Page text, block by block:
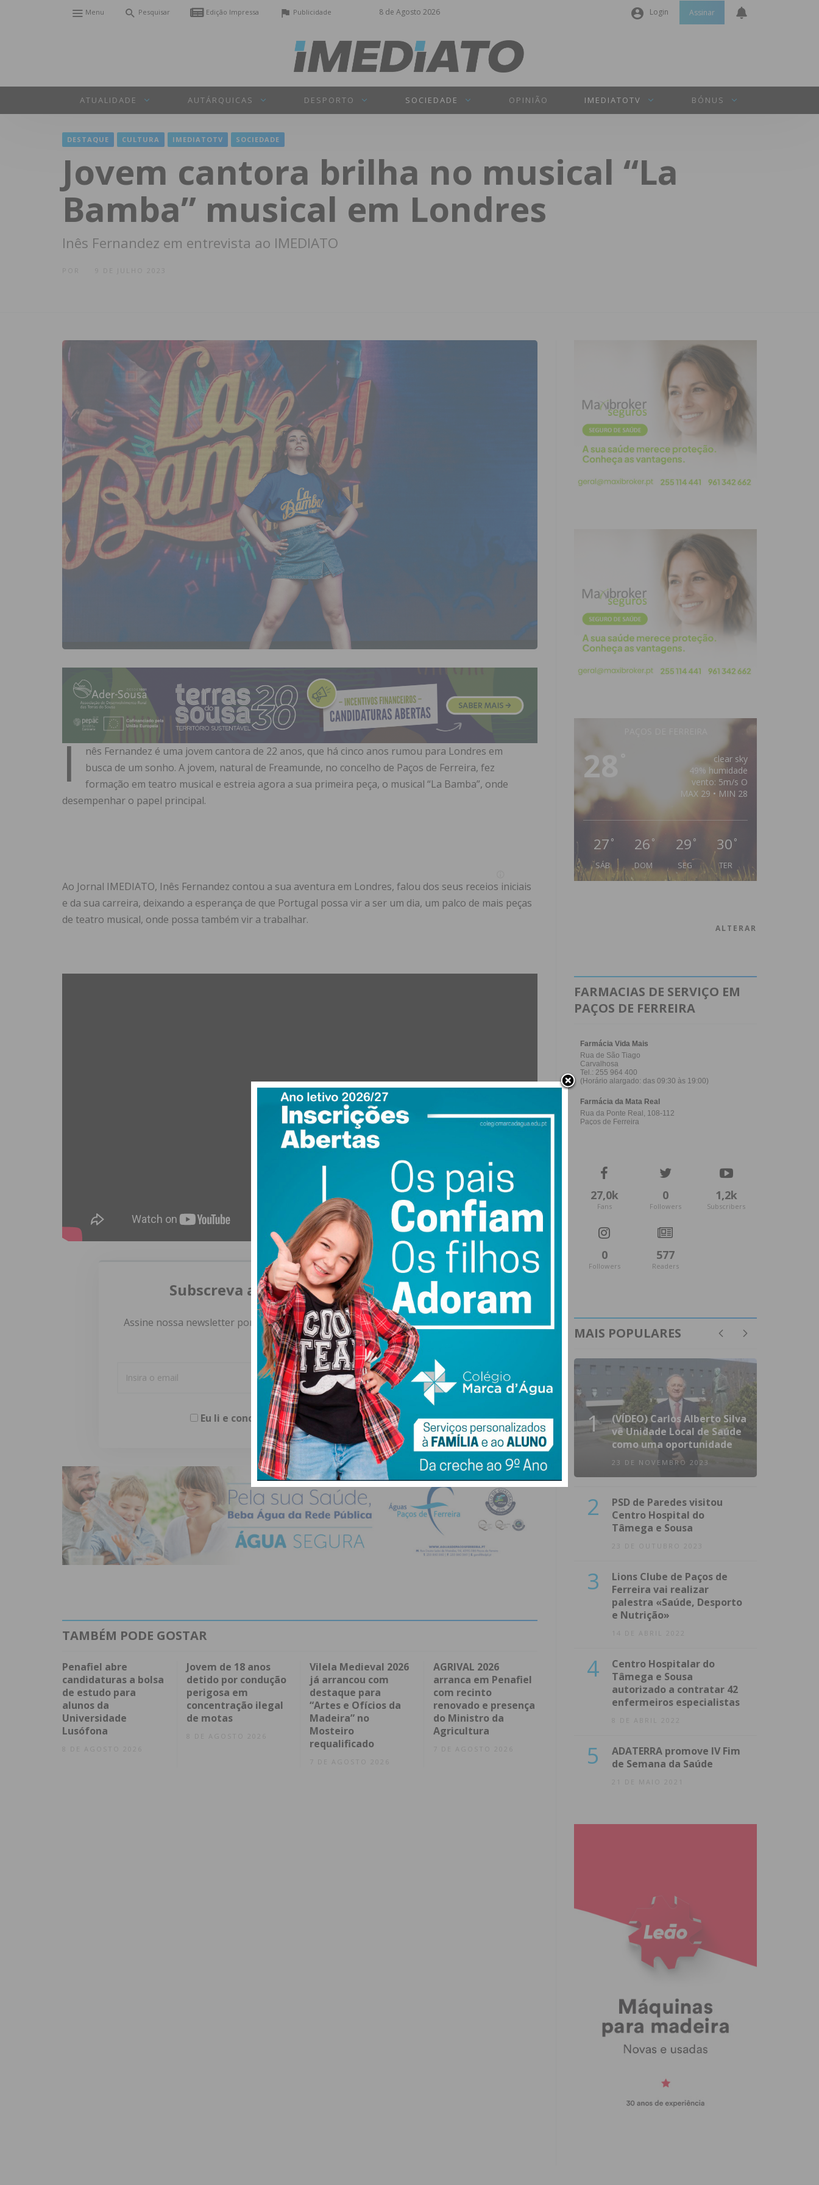
8 de Agosto 2026
Menu Pesquisar Edição Impressa Publicidade Login
Senha
INICIAR SESSÃO
Assinar
ATUALIDADE AUTÁRQUICAS DESPORTO SOCIEDADE OPINIÃO IMEDIATOTV BÓNUS
DESTAQUE CULTURA IMEDIATOTV SOCIEDADE
Jovem cantora brilha no musical “La
Bamba” musical em Londres
Inês Fernandez em entrevista ao IMEDIATO
I
nês Fernandez é uma jovem cantora de 22 anos, que há cinco anos rumou para Londres em
busca de um sonho. A jovem, natural de Freamunde, no concelho de Paços de Ferreira, fez
formação em teatro musical e estreia agora a sua primeira peça, o musical “La Bamba”, onde
desempenhar o papel principal.
Ao Jornal IMEDIATO, Inês Fernandez contou a sua aventura em Londres, falou dos seus receios iniciais
e da sua carreira, deixando a esperança de que Portugal possa vir a ser um dia, um palco de mais peças
de teatro musical, onde possa também vir a trabalhar.
Subscreva a newsletter do Imediato
Assine nossa newsletter por e-mail e obtenha de forma regular a informação
atualizada.
Eu li e concordo com ostermos e condições
TAMBÉM PODE GOSTAR
Penafiel abre
candidaturas a bolsa
de estudo para
alunos da
Universidade
Lusófona
8 DE AGOSTO 2026
Jovem de 18 anos
detido por condução
perigosa em
concentração ilegal
de motas
8 DE AGOSTO 2026
Vilela Medieval 2026
já arrancou com
destaque para
“Artes e Ofícios da
Madeira” no
Mosteiro
requalificado
7 DE AGOSTO 2026
AGRIVAL 2026
arranca em Penafiel
com recinto
renovado e presença
do Ministro da
Agricultura
7 DE AGOSTO 2026
28
clear sky
49% humidade
vento: 5m/s O
MAX 29 • MIN 28
27 °
SÁB
26 °
DOM
29 °
SEG
30 °
TER
ALTERAR
FARMACIAS DE SERVIÇO EM
PAÇOS DE FERREIRA
27,0k
Fans
0
Followers
1,2k
Subscribers
0
Followers
577
Readers
MAIS POPULARES
1
(VÍDEO) Carlos Alberto Silva
vê Unidade Local de Saúde
como uma oportunidade
23 DE NOVEMBRO 2023
2
PSD de Paredes visitou
Centro Hospital do
Tâmega e Sousa
23 DE OUTUBRO 2023
3
Lions Clube de Paços de
Ferreira vai realizar
palestra «Saúde, Desporto
e Nutrição»
14 DE ABRIL 2022
4
Centro Hospitalar do
Tâmega e Sousa
autorizado a contratar 42
enfermeiros especialistas
8 DE ABRIL 2022
5
ADATERRA promove IV Fim
de Semana da Saúde
21 DE MAIO 2021